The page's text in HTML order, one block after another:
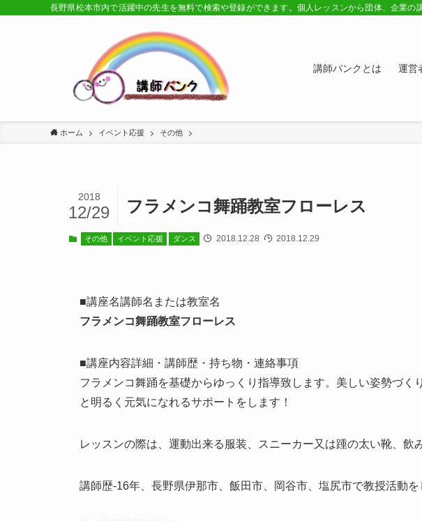
長野県松本市内で活躍中の先生を無料で検索や登録ができます。個人レッスンから団体、企業
講師バンクとは 運営
ホーム イベント応援 その他
フラメンコ舞踊教室フローレス
2018
12/29
その他 イベント応援 ダンス 2018.12.28 2018.12.29
■講座名講師名または教室名
フラメンコ舞踊教室フローレス
■講座内容詳細・講師歴・持ち物・連絡事項
フラメンコ舞踊を基礎からゆっくり指導致します。美しい姿勢づく
と明るく元気になれるサポートをします！
レッスンの際は、運動出来る服装、スニーカー又は踵の太い靴、飲
講師歴-16年、長野県伊那市、飯田市、岡谷市、塩尻市で教授活動を